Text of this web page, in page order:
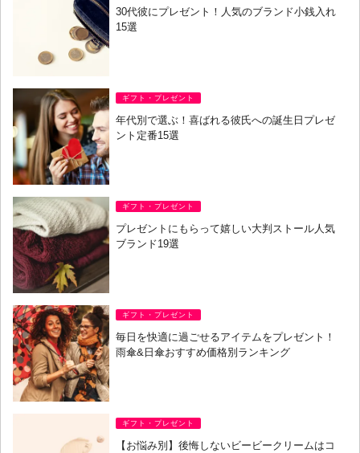
30代彼にプレゼント！人気のブランド小銭入れ
15選
ギフト・プレゼント
年代別で選ぶ！喜ばれる彼氏への誕生日プレゼ
ント定番15選
ギフト・プレゼント
プレゼントにもらって嬉しい大判ストール人気
ブランド19選
ギフト・プレゼント
毎日を快適に過ごせるアイテムをプレゼント！
雨傘&日傘おすすめ価格別ランキング
ギフト・プレゼント
【お悩み別】後悔しないビービークリームはコ